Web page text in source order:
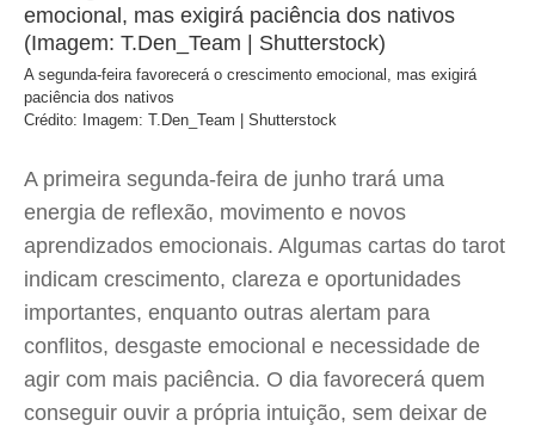
A segunda-feira favorecerá o crescimento emocional, mas exigirá
paciência dos nativos
Crédito: Imagem: T.Den_Team | Shutterstock
A primeira segunda-feira de junho trará uma
energia de reflexão, movimento e novos
aprendizados emocionais. Algumas cartas do tarot
indicam crescimento, clareza e oportunidades
importantes, enquanto outras alertam para
conflitos, desgaste emocional e necessidade de
agir com mais paciência. O dia favorecerá quem
conseguir ouvir a própria intuição, sem deixar de